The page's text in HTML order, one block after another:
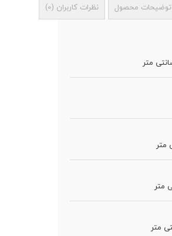
توضیحات محصول نظرات کاربران (
0
)